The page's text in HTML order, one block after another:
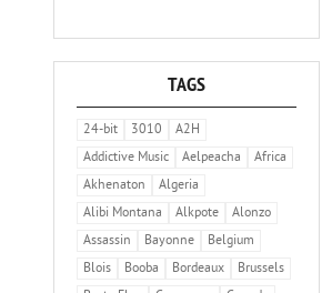
TAGS
24-bit 3010
A2H
Addictive Music
Aelpeacha
Africa
Akhenaton
Algeria
Alibi Montana
Alkpote
Alonzo
Assassin
Bayonne
Belgium
Blois
Booba Bordeaux
Brussels